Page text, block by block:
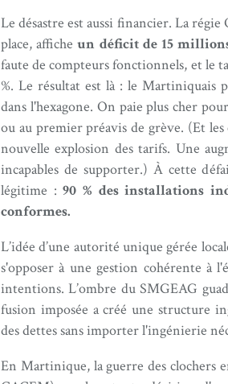
Le désastre est aussi financier. La
place, afficheun déficit de 15
faute de compteurs fonctionnels, et le
%. Le résultat est là : le Martiniquais
dans l'hexagone. On paie plus cher
ou au premier préavis de grève. (Et les
nouvelle explosion des tarifs. Une
incapables de supporter.) À cette
légitime :90 % des installations
conformes.
L’idée d’une autorité unique gérée
s'opposer à une gestion cohérente à
intentions. L’ombre du SMGEAG
fusion imposée a créé une structure
des dettes sans importer l'ingénierie
En Martinique, la guerre des clochers